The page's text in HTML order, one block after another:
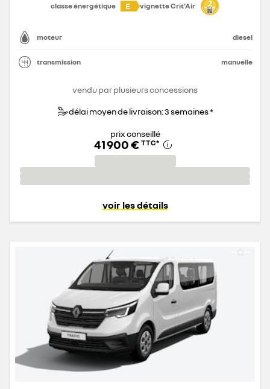
classe énergétique
E vignette Crit'Air
moteur diesel
transmission manuelle
vendu par plusieurs concessions
délai moyen de livraison: 3 semaines *
prix conseillé
41 900 € TTC*
voir les détails